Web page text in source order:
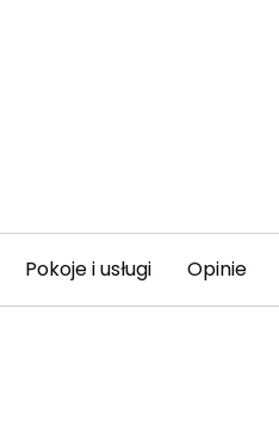
Pokoje i usługi Opinie